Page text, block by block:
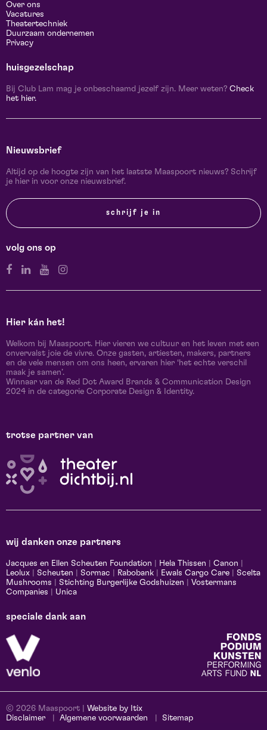
Over ons
Vacatures
Theatertechniek
Duurzaam ondernemen
Privacy
huisgezelschap
Bij Club Lam mag je onbeschaamd jezelf zijn. Meer weten? Check
het hier.
Nieuwsbrief
Altijd op de hoogte zijn van het laatste Maaspoort nieuws? Schrijf
je hier in voor onze nieuwsbrief.
schrijf je in
volg ons op
Hier kán het!
Welkom bij Maaspoort. Hier vieren we cultuur en het leven met een
onvervalst joie de vivre. Onze gasten, artiesten, makers, partners
en de vele mensen om ons heen, ervaren hier ‘het echte verschil
maak je samen’.
Winnaar van de Red Dot Award Brands & Communication Design
2024 in de categorie Corporate Design & Identity.
trotse partner van
wij danken onze partners
Jacques en Ellen Scheuten Foundation Hela Thissen Canon
Leolux
Scheuten Sormac Rabobank Ewals Cargo Care
Scelta
Mushrooms
Stichting Burgerlijke Godshuizen
Vostermans
Companies
Unica
speciale dank aan
© 2026 Maaspoort | Website by Itix
Disclaimer
Algemene voorwaarden Sitemap